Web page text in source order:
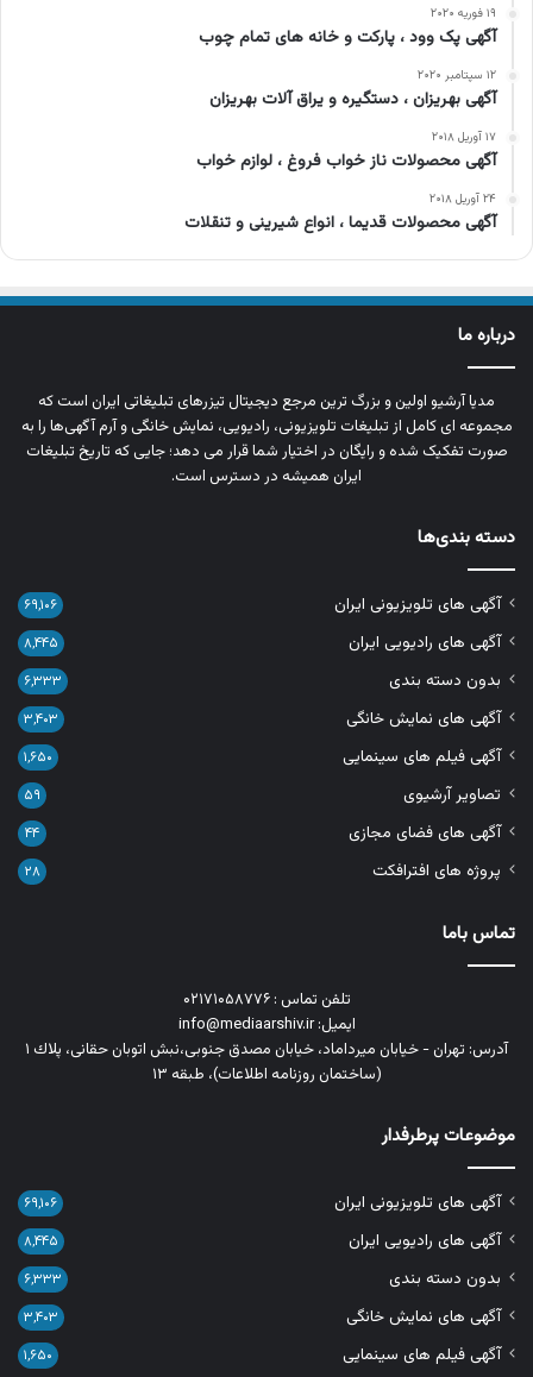
۱۹ فوریه ۲۰۲۰
آگهی پک وود ، پارکت و خانه های تمام چوب
۱۲ سپتامبر ۲۰۲۰
آگهی بهریزان ، دستگیره‌ و یراق آلات بهریزان
۱۷ آوریل ۲۰۱۸
آگهی محصولات ناز خواب فروغ ، لوازم خواب
۲۴ آوریل ۲۰۱۸
آگهی محصولات قدیما ، انواع شیرینی و تنقلات
درباره ما
مدیا آرشیو اولین و بزرگ‌ ترین مرجع دیجیتال تیزرهای تبلیغاتی ایران است که
مجموعه‌ ای کامل از تبلیغات تلویزیونی، رادیویی، نمایش خانگی و آرم‌ آگهی‌ها را به‌
صورت تفکیک‌ شده و رایگان در اختیار شما قرار می‌ دهد؛ جایی که تاریخ تبلیغات
ایران همیشه در دسترس است.
دسته بندی‌ها
آگهی های تلویزیونی ایران ۶۹,۱۰۶
آگهی های رادیویی ایران ۸,۴۴۵
بدون دسته بندی ۶,۳۳۳
آگهی های نمایش خانگی ۳,۴۰۳
آگهی فیلم های سینمایی ۱,۶۵۰
تصاویر آرشیوی ۵۹
آگهی های فضای مجازی ۴۴
پروژه های افترافکت ۲۸
تماس باما
تلفن تماس : ۰۲۱۷۱۰۵۸۷۷۶
ایمیل: info@mediaarshiv.ir
آدرس: تهران - خیابان میرداماد، خیابان مصدق جنوبی،نبش اتوبان حقانی، پلاك ١
(ساختمان روزنامه اطلاعات)، طبقه ۱۳
موضوعات پرطرفدار
آگهی های تلویزیونی ایران ۶۹,۱۰۶
آگهی های رادیویی ایران ۸,۴۴۵
بدون دسته بندی ۶,۳۳۳
آگهی های نمایش خانگی ۳,۴۰۳
آگهی فیلم های سینمایی ۱,۶۵۰